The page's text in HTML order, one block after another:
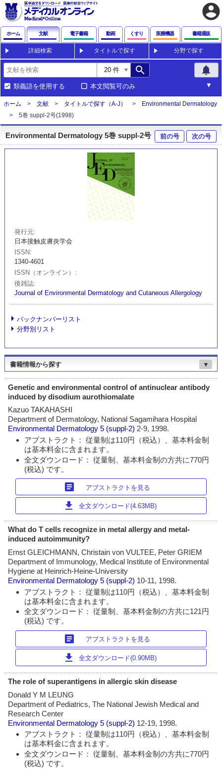
account_circle
ホーム 文献 電子書籍 動画 くすり 医療機器 書籍通販
詳細検索 タイトルで探す 分野で探す
search notifications
類義語を使用する 本文閲覧可のみ
ホーム 文献 タイトルで探す（A-J）
Environmental Dermatology
5巻 suppl-2号(1998)
Environmental Dermatology 5巻 suppl-2号 前の号 次の号
発行元
日本接触皮膚炎学会
ISSN
1340-4601
ISSN（オンライン）
後雑誌
Journal of Environmental Dermatology and Cutaneous Allergology
バックナンバーリスト
分野別リスト
書籍情報から探す ▼
Genetic and environmental control of antinuclear antibody
induced by disodium aurothiomalate
Kazuo TAKAHASHI
Department of Dermatology, National Sagamihara Hospital
Environmental Dermatology 5 (suppl-2) 2-9, 1998.
アブストラクト： 従量制は110円（税込）、基本料金制
は基本料金に含まれます。
全文ダウンロード： 従量制、基本料金制の方共に770円
(税込) です。
article アブストラクトを見る
download 全文ダウンロード(4.63MB)
What do T cells recognize in metal allergy and metal-
induced autoimmunity?
Ernst GLEICHMANN, Christain von VULTEE, Peter GRIEM
Department of Immunology, Medical Institute of Environmental
Hygiene at Heinrich-Heine-University
Environmental Dermatology 5 (suppl-2) 10-11, 1998.
アブストラクト： 従量制は110円（税込）、基本料金制
は基本料金に含まれます。
全文ダウンロード： 従量制、基本料金制の方共に121円
(税込) です。
article アブストラクトを見る
download 全文ダウンロード(0.90MB)
The role of superantigens in allergic skin disease
Donald Y M LEUNG
Department of Pediatrics, The National Jewish Medical and
Research Center
Environmental Dermatology 5 (suppl-2) 12-19, 1998.
アブストラクト： 従量制は110円（税込）、基本料金制
は基本料金に含まれます。
全文ダウンロード： 従量制、基本料金制の方共に770円
(税込) です。